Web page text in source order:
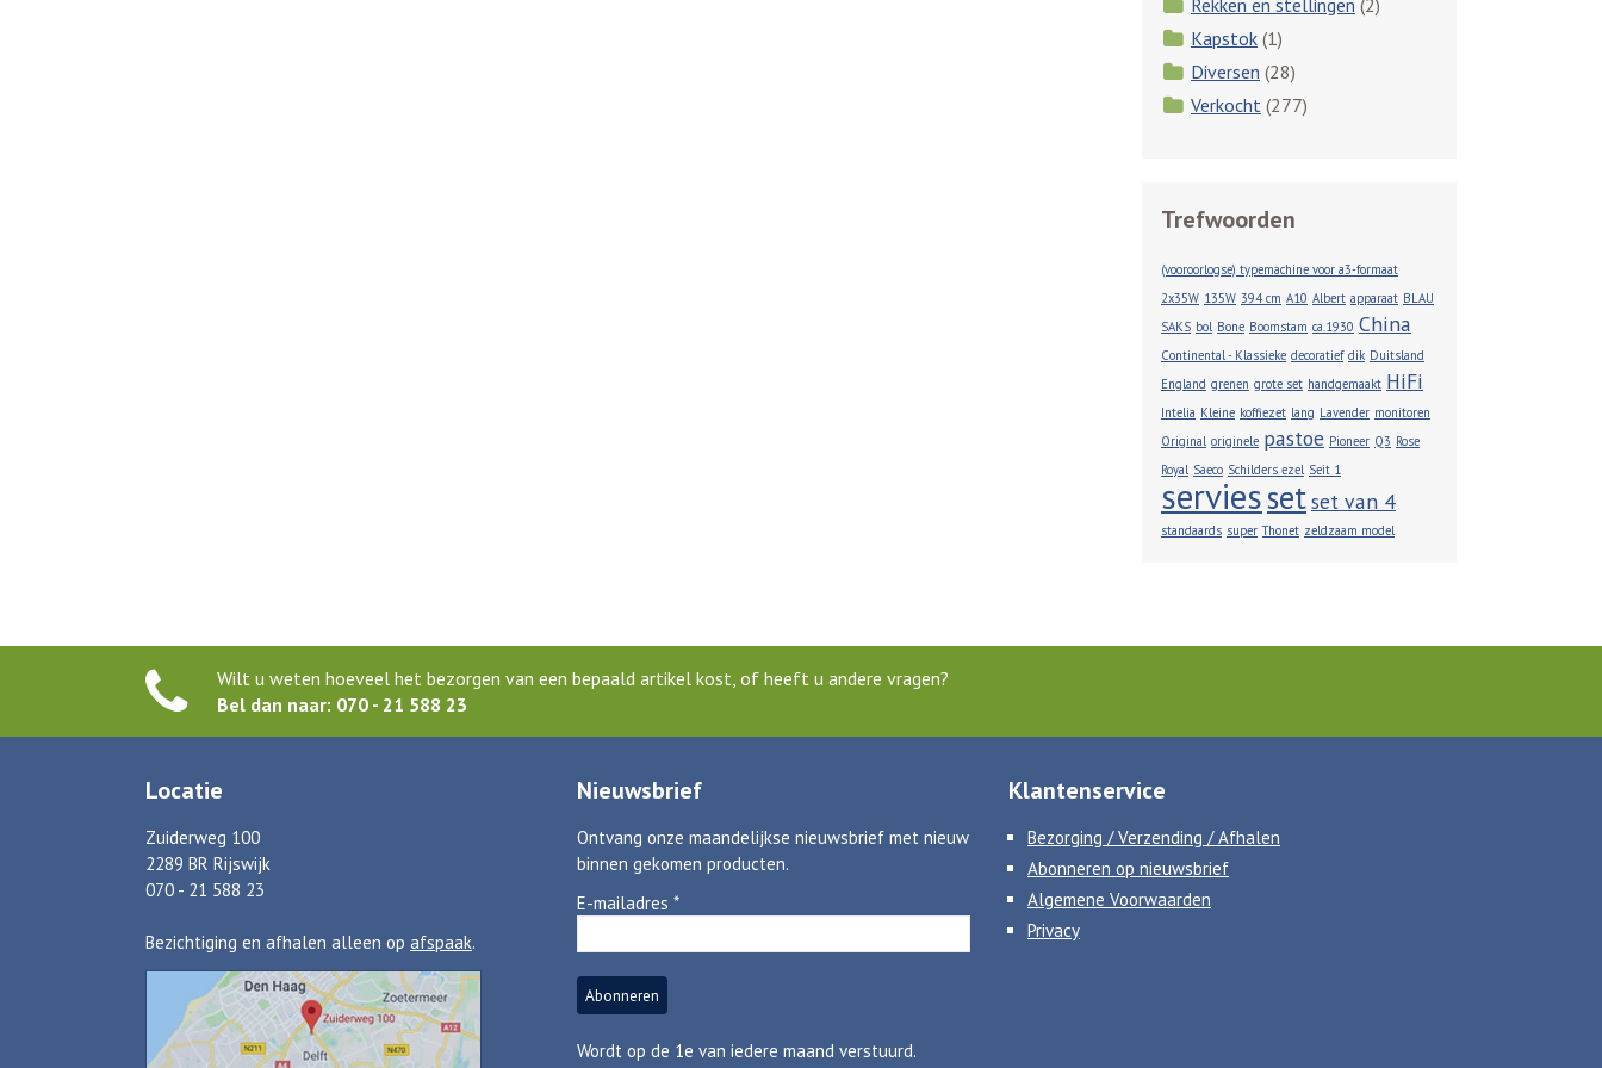
Rekken en stellingen (2)
Kapstok (1)
Diversen (28)
Verkocht (277)
Trefwoorden
(vooroorlogse) typemachine voor a3-formaat
2x35W 135W 394 cm A10 Albert apparaat BLAU
SAKS bol Bone Boomstam ca.1930 China
Continental - Klassieke decoratief dik Duitsland
England grenen grote set handgemaakt HiFi
Intelia Kleine koffiezet lang Lavender monitoren
Original originele pastoe Pioneer Q3 Rose
Royal Saeco Schilders ezel Seit 1
serviessetset van 4
standaards super Thonet zeldzaam model
Wilt u weten hoeveel het bezorgen van een bepaald artikel kost, of heeft u andere vragen?
Bel dan naar: 070 - 21 588 23
Locatie
Zuiderweg 100
2289 BR Rijswijk
070 - 21 588 23
Bezichtiging en afhalen alleen op afspaak.
Nieuwsbrief
Ontvang onze maandelijkse nieuwsbrief met nieuw
binnen gekomen producten.
E-mailadres *
Wordt op de 1e van iedere maand verstuurd.
Klantenservice
Bezorging / Verzending / Afhalen
Abonneren op nieuwsbrief
Algemene Voorwaarden
Privacy